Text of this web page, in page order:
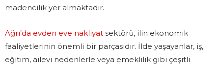
madencilik yer almaktadır.
Ağrı’da evden eve nakliyat sektörü, ilin ekonomik
faaliyetlerinin önemli bir parçasıdır. İlde yaşayanlar, iş,
eğitim, ailevi nedenlerle veya emeklilik gibi çeşitli